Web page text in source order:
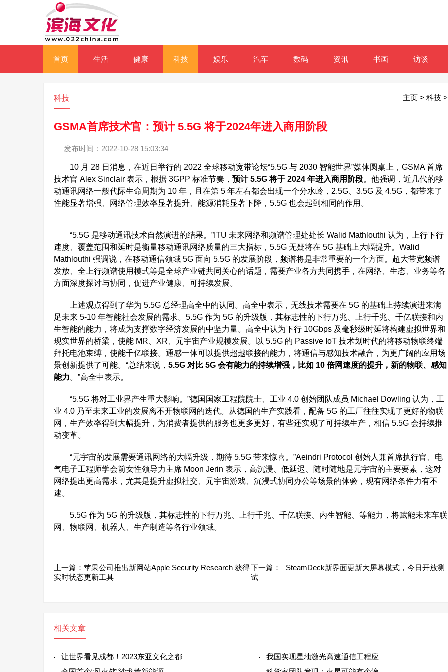
首页 生活 健康 科技 娱乐 汽车 数码 资讯 书画 访谈
主页 > 科技 >
科技
GSMA首席技术官：预计 5.5G 将于2024年进入商用阶段
发布时间：2022-10-28 15:03:34
10 月 28 日消息，在近日举行的 2022 全球移动宽带论坛“5.5G 与 2030 智能世界”媒体圆桌上，GSMA 首席
技术官 Alex Sinclair 表示，根据 3GPP 标准节奏， 预计 5.5G 将于 2024 年进入商用阶段。他强调，近几代的移
动通讯网络一般代际生命周期为 10 年，且在第 5 年左右都会出现一个分水岭，2.5G、3.5G 及 4.5G，都带来了
性能显著增强、网络管理效率显著提升、能源消耗显著下降，5.5G 也会起到相同的作用。
“5.5G 是移动通讯技术自然演进的结果。”ITU 未来网络和频谱管理处处长 Walid Mathlouthi 认为，上行下行
速度、覆盖范围和延时是衡量移动通讯网络质量的三大指标，5.5G 无疑将在 5G 基础上大幅提升。Walid
Mathlouthi 强调说，在移动通信领域 5G 面向 5.5G 的发展阶段，频谱将是非常重要的一个方面。超大带宽频谱
发放、全上行频谱使用模式等是全球产业链共同关心的话题，需要产业各方共同携手，在网络、生态、业务等各
方面深度探讨与协同，促进产业健康、可持续发展。
上述观点得到了华为 5.5G 总经理高全中的认同。高全中表示，无线技术需要在 5G 的基础上持续演进来满
足未来 5-10 年智能社会发展的需求。5.5G 作为 5G 的升级版，其标志性的下行万兆、上行千兆、千亿联接和内
生智能的能力，将成为支撑数字经济发展的中坚力量。高全中认为下行 10Gbps 及毫秒级时延将构建虚拟世界和
现实世界的桥梁，使能 MR、XR、元宇宙产业规模发展。以 5.5G 的 Passive IoT 技术划时代的将移动物联终端
拜托电池束缚，使能千亿联接。通感一体可以提供超越联接的能力，将通信与感知技术融合，为更广阔的应用场
景创新提供了可能。“总结来说， 5.5G 对比 5G 会有能力的持续增强，比如 10 倍网速度的提升，新的物联、感知
能力。”高全中表示。
“5.5G 将对工业界产生重大影响。”德国国家工程院院士、工业 4.0 创始团队成员 Michael Dowling 认为，工
业 4.0 乃至未来工业的发展离不开物联网的迭代。从德国的生产实践看，配备 5G 的工厂往往实现了更好的物联
网，生产效率得到大幅提升，为消费者提供的服务也更多更好，有些还实现了可持续生产，相信 5.5G 会持续推
动变革。
“元宇宙的发展需要通讯网络的大幅升级，期待 5.5G 带来惊喜。”Aeindri Protocol 创始人兼首席执行官、电
气电子工程师学会前女性领导力主席 Moon Jerin 表示，高沉浸、低延迟、随时随地是元宇宙的主要要素，这对
网络提出更高需求，尤其是提升虚拟社交、元宇宙游戏、沉浸式协同办公等场景的体验，现有网络条件力有不
逮。
5.5G 作为 5G 的升级版，其标志性的下行万兆、上行千兆、千亿联接、内生智能、等能力，将赋能未来车联
网、物联网、机器人、生产制造等各行业领域。
上一篇： 苹果公司推出新网站Apple Security Research 获得
实时状态更新工具
下一篇：
SteamDeck新界面更新大屏幕模式，今日开放测
试
相关文章
让世界看见成都！2023东亚文化之都
我国实现星地激光高速通信工程应